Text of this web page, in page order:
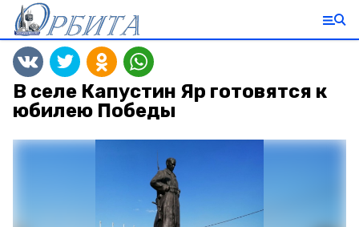
В селе Капустин Яр готовятся к
юбилею Победы